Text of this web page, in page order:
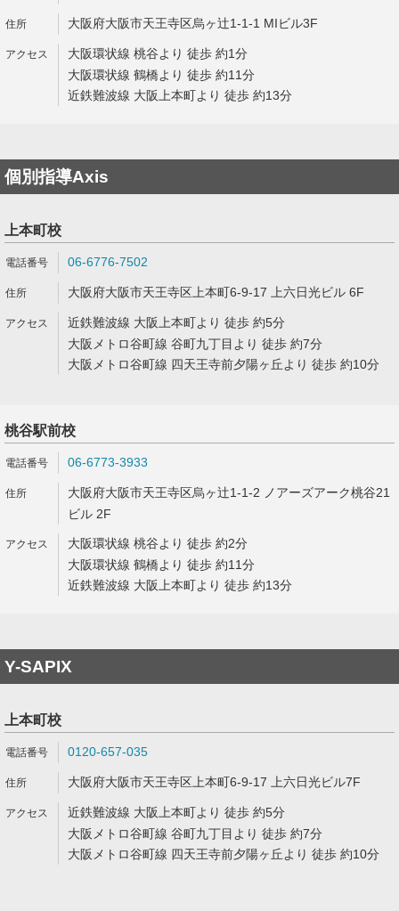
大阪府大阪市天王寺区烏ヶ辻1-1-1 MIビル3F
大阪環状線 桃谷より 徒歩 約1分
大阪環状線 鶴橋より 徒歩 約11分
近鉄難波線 大阪上本町より 徒歩 約13分
個別指導Axis
上本町校
06-6776-7502
大阪府大阪市天王寺区上本町6-9-17 上六日光ビル 6F
近鉄難波線 大阪上本町より 徒歩 約5分
大阪メトロ谷町線 谷町九丁目より 徒歩 約7分
大阪メトロ谷町線 四天王寺前夕陽ヶ丘より 徒歩 約10分
桃谷駅前校
06-6773-3933
大阪府大阪市天王寺区烏ヶ辻1-1-2 ノアーズアーク桃谷21
ビル 2F
大阪環状線 桃谷より 徒歩 約2分
大阪環状線 鶴橋より 徒歩 約11分
近鉄難波線 大阪上本町より 徒歩 約13分
Y-SAPIX
上本町校
0120-657-035
大阪府大阪市天王寺区上本町6-9-17 上六日光ビル7F
近鉄難波線 大阪上本町より 徒歩 約5分
大阪メトロ谷町線 谷町九丁目より 徒歩 約7分
大阪メトロ谷町線 四天王寺前夕陽ヶ丘より 徒歩 約10分